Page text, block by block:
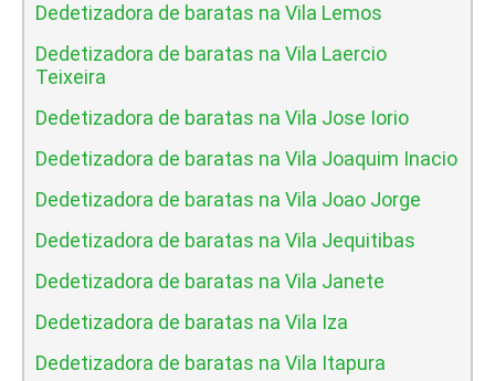
Dedetizadora de baratas na Vila Lemos
Dedetizadora de baratas na Vila Laercio
Teixeira
Dedetizadora de baratas na Vila Jose Iorio
Dedetizadora de baratas na Vila Joaquim Inacio
Dedetizadora de baratas na Vila Joao Jorge
Dedetizadora de baratas na Vila Jequitibas
Dedetizadora de baratas na Vila Janete
Dedetizadora de baratas na Vila Iza
Dedetizadora de baratas na Vila Itapura